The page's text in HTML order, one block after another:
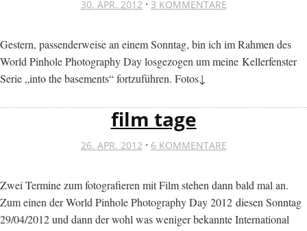
30. APR. 2012 · 3 KOMMENTARE
Gestern, passenderweise an einem Sonntag, bin ich im Rahmen des
World Pinhole Photography Day losgezogen um meine Kellerfenster
Serie „into the basements“ fortzuführen. Fotos↓
film tage
26. APR. 2012 · 6 KOMMENTARE
Zwei Termine zum fotografieren mit Film stehen dann bald mal an.
Zum einen der World Pinhole Photography Day 2012 diesen Sonntag
29/04/2012 und dann der wohl was weniger bekannte International